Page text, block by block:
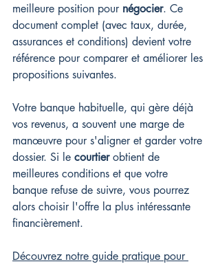
meilleure position pour négocier. Ce
document complet (avec taux, durée,
assurances et conditions) devient votre
référence pour comparer et améliorer les
propositions suivantes.
Votre banque habituelle, qui gère déjà
vos revenus, a souvent une marge de
manœuvre pour s'aligner et garder votre
dossier. Si le courtier obtient de
meilleures conditions et que votre
banque refuse de suivre, vous pourrez
alors choisir l'offre la plus intéressante
financièrement.
Découvrez notre guide pratique pour